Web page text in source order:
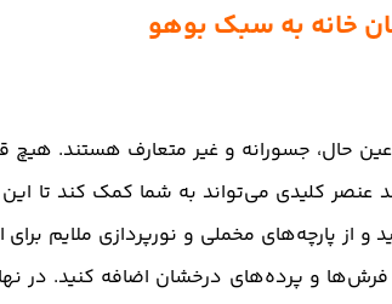
حال، جسورانه و غیر متعارف هستند.
کلیدی می‌تواند به شما کمک کند تا این
و از پارچه‌های مخملی و نورپردازی ملایم
و پرده‌های درخشان اضافه کنید. در